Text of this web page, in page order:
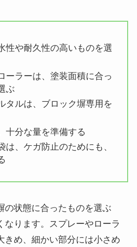
性や耐久性の高いものを選
ーラーは、塗装面積に合っ
ぶ
タルは、ブロック塀専用を
十分な量を準備する
は、ケガ防止のためにも、
の状態に合ったものを選ぶ
なります。スプレーやローラ
きめ、細かい部分には小さめ